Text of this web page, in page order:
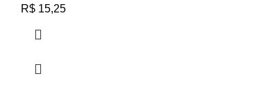
R$ 15,25